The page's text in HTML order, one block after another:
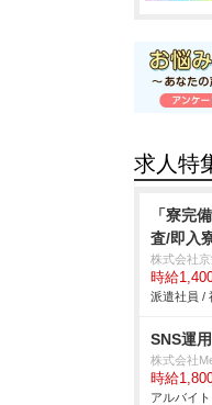
求人特
「寮完
査/即入
株式会社
時給
派遣社員 /
SNS運
株式会社
時給
アルバイ